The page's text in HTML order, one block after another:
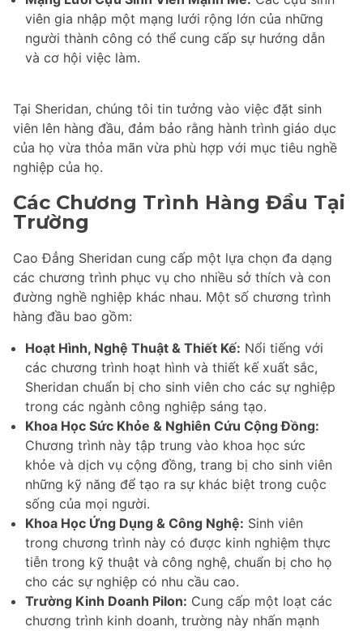
viên gia nhập một mạng lưới rộng lớn của những
người thành công có thể cung cấp sự hướng dẫn
và cơ hội việc làm.
Tại Sheridan, chúng tôi tin tưởng vào việc đặt sinh
viên lên hàng đầu, đảm bảo rằng hành trình giáo dục
của họ vừa thỏa mãn vừa phù hợp với mục tiêu nghề
nghiệp của họ.
Các Chương Trình Hàng Đầu Tại
Trường
Cao Đẳng Sheridan cung cấp một lựa chọn đa dạng
các chương trình phục vụ cho nhiều sở thích và con
đường nghề nghiệp khác nhau. Một số chương trình
hàng đầu bao gồm:
Hoạt Hình, Nghệ Thuật & Thiết Kế: Nổi tiếng với
các chương trình hoạt hình và thiết kế xuất sắc,
Sheridan chuẩn bị cho sinh viên cho các sự nghiệp
trong các ngành công nghiệp sáng tạo.
Khoa Học Sức Khỏe & Nghiên Cứu Cộng Đồng:
Chương trình này tập trung vào khoa học sức
khỏe và dịch vụ cộng đồng, trang bị cho sinh viên
những kỹ năng để tạo ra sự khác biệt trong cuộc
sống của mọi người.
Khoa Học Ứng Dụng & Công Nghệ: Sinh viên
trong chương trình này có được kinh nghiệm thực
tiễn trong kỹ thuật và công nghệ, chuẩn bị cho họ
cho các sự nghiệp có nhu cầu cao.
Trường Kinh Doanh Pilon: Cung cấp một loạt các
chương trình kinh doanh, trường này nhấn mạnh